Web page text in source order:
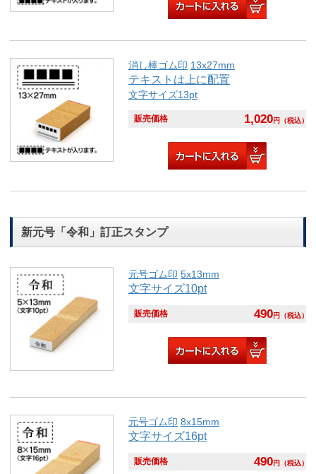
消し棒ゴム印 13x27mm
テキストは上に配置
文字サイズ13pt
販売価格 1,020円 （税込）
新元号「令和」訂正スタンプ
元号ゴム印 5x13mm
文字サイズ10pt
販売価格 490円 （税込）
元号ゴム印 8x15mm
文字サイズ16pt
販売価格 490円 （税込）